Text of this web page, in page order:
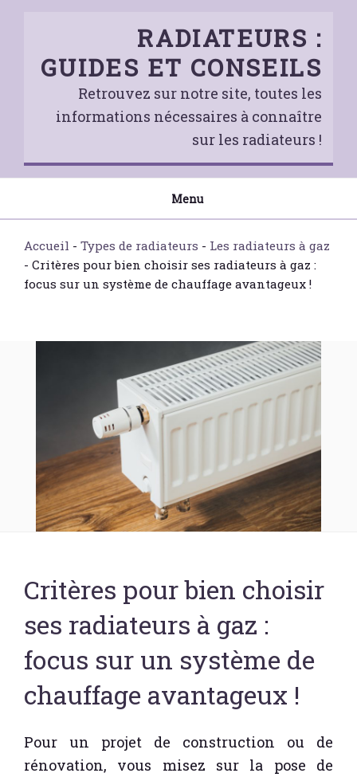
RADIATEURS :
GUIDES ET CONSEILS
Retrouvez sur notre site, toutes les
informations nécessaires à connaître
sur les radiateurs !
Menu
Accueil - Types de radiateurs - Les radiateurs à gaz
- Critères pour bien choisir ses radiateurs à gaz :
focus sur un système de chauffage avantageux !
Critères pour bien choisir
ses radiateurs à gaz :
focus sur un système de
chauffage avantageux !
Pour un projet de construction ou de
rénovation, vous misez sur la pose de